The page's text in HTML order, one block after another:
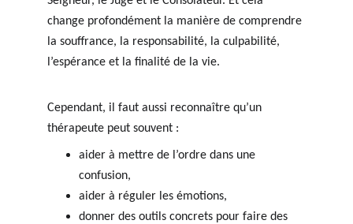
change profondément la manière de comprendre
la souffrance, la responsabilité, la culpabilité,
l’espérance et la finalité de la vie.
Cependant, il faut aussi reconnaître qu’un
thérapeute peut souvent :
aider à mettre de l’ordre dans une
confusion,
aider à réguler les émotions,
donner des outils concrets pour faire des